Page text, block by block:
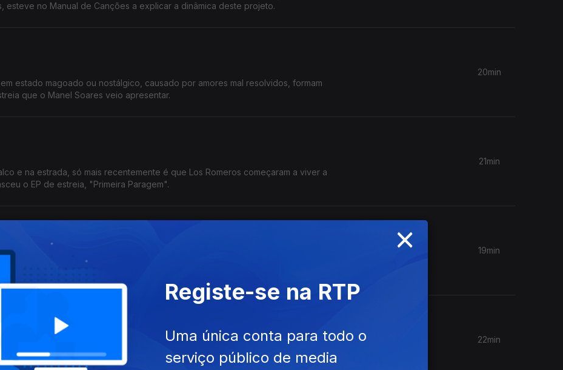
esteve no Manual de Canções a explicar a dinâmica deste projeto.
estado magoado ou nostálgico, causado por amores mal resolvidos, formam
que o Manel Soares veio apresentar.
20min
e na estrada, só mais recentemente é que Los Romeros começaram a viver a
o EP de estreia, "Primeira Paragem".
21min
Oliveira?"
Marvão sobre Zurita de Oliveira, a pioneira do rock português nos anos 60,
guitarra elétrica e encabeçava uma banda.
19min
mas só viu o dia em 2026. É o quarto álbum na carreira de NBC e vive
durante a década que o separa do trabalho anterior.
22min
×
Registe-se na RTP
Uma única conta para todo o
serviço público de media